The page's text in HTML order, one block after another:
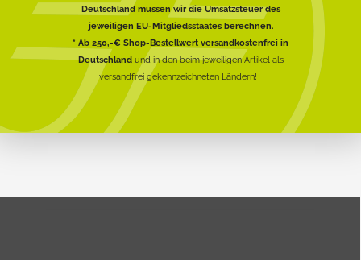
Deutschland müssen wir die Umsatzsteuer des
jeweiligen EU-Mitgliedsstaates berechnen.
* Ab 250,-€ Shop-Bestellwert versandkostenfrei in
Deutschlandund in den beim jeweiligen Artikel als
versandfrei gekennzeichneten Ländern!